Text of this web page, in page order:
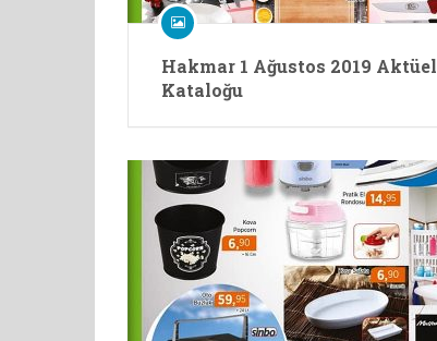
Hakmar 1 Ağustos 2019 Aktüel
Kataloğu